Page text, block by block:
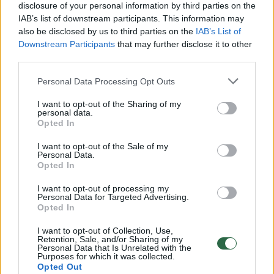
disclosure of your personal information by third parties on the
IAB’s list of downstream participants. This information may
also be disclosed by us to third parties on the IAB’s List of
Downstream Participants that may further disclose it to other
Personal Data Processing Opt Outs
I want to opt-out of the Sharing of my
personal data.
Opted In
I want to opt-out of the Sale of my
Personal Data.
Opted In
I want to opt-out of processing my
Personal Data for Targeted Advertising.
Opted In
I want to opt-out of Collection, Use,
Retention, Sale, and/or Sharing of my
Personal Data that Is Unrelated with the
Purposes for which it was collected.
Opted Out
00:00:30
Vaizdai iš tragiškos avarijos Vilniaus r.: dviejų moterų ir
vaiko gyvybių išgelbėti nepavyko
Žinios | Lietuvos diena
00:00:57
Savaitės vidurys nusimato karštas: temperatūra kils iki
32 laipsnių šilumos
Nufilmavo, kaip patvino Vilniaus Vakarinis aplinkkelis:
vaizdas pribloškia
Avarija Vilniuje: į stotelę įsirėžęs automobilis sužalojo